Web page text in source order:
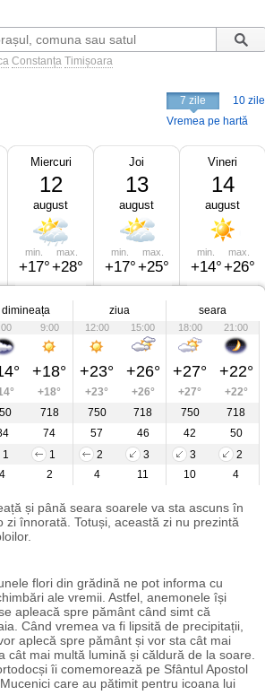
Constanța Timișoara
7 zile
10 zile
Vremea pe hartă
Miercuri
12
august
min.
+17°
max.
+28°
Joi
13
august
min.
+17°
max.
+25°
Vineri
14
august
min.
+14°
max.
+26°
dimineața ziua seara
9:00 12:00 15:00 18:00 21:00
+18° +23° +26° +27° +22°
+18° +23° +26° +27°
+22°
718 750 718 750
718
74 57 46 42
50
1 1 2 3 3
2
4 2 4 11 10 4
și până seara soarele va sta ascuns în
zi înnorată. Totuși, această zi nu prezintă
flori din grădină ne pot informa cu
ale vremii. Astfel, anemonele își
apleacă spre pământ când simt că
Când vremea va fi lipsită de precipitații,
aplecă spre pământ și vor sta cât mai
cât mai multă lumină și căldură de la soare.
îi comemorează pe Sfântul Apostol
care au pătimit pentru icoana lui